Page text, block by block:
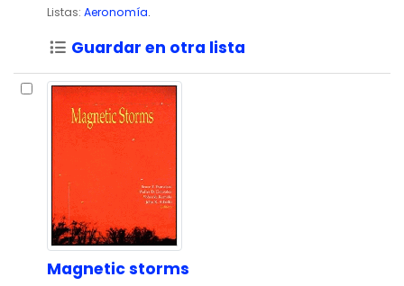
Listas: Aeronomía.
Guardar en otra lista
Magnetic storms